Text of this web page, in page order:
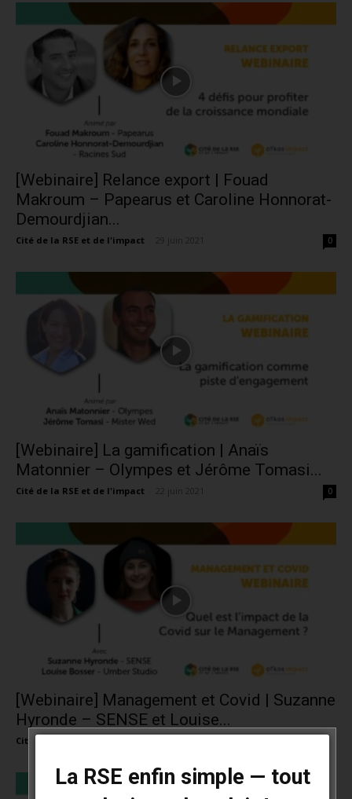
[Webinaire] Relance export | Fouad
Makroum – Papearus et Caroline Honnorat-
Demourdjian...
Cité de la RSE et de l'impact 0
[Webinaire] La gamification | Anaïs
Matonnier – Olympes et Jérôme Tomasi...
Cité de la RSE et de l'impact 0
[Webinaire] Management et Covid | Suzanne
Hyronde – SENSE et Louise...
Cité de la RSE et de l'impact
La RSE enfin simple — tout